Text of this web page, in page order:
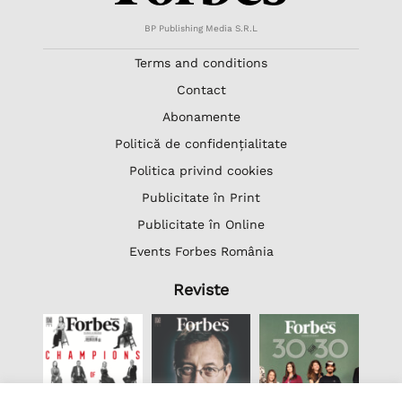
BP Publishing Media S.R.L
Terms and conditions
Contact
Abonamente
Politică de confidențialitate
Politica privind cookies
Publicitate în Print
Publicitate în Online
Events Forbes România
Reviste